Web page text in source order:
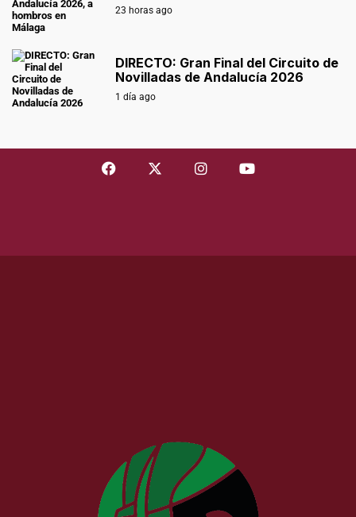
23 horas ago
DIRECTO: Gran Final del Circuito de
Novilladas de Andalucía 2026
1 día ago